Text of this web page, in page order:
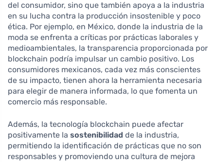
del consumidor, sino que también apoya a la industria
en su lucha contra la producción insostenible y poco
ética. Por ejemplo, en México, donde la industria de la
moda se enfrenta a críticas por prácticas laborales y
medioambientales, la transparencia proporcionada por
blockchain podría impulsar un cambio positivo. Los
consumidores mexicanos, cada vez más conscientes
de su impacto, tienen ahora la herramienta necesaria
para elegir de manera informada, lo que fomenta un
comercio más responsable.
Además, la tecnología blockchain puede afectar
positivamente la sostenibilidad de la industria,
permitiendo la identificación de prácticas que no son
responsables y promoviendo una cultura de mejora